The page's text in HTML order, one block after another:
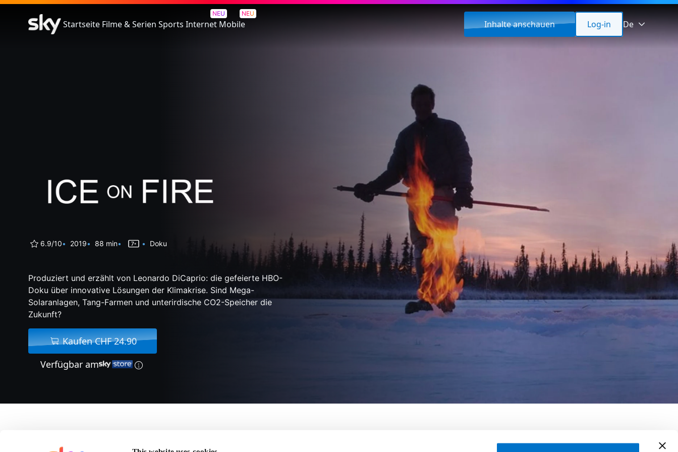
Startseite Filme & Serien Sports
NEU
Internet
NEU
Mobile Inhalte anschauen Log-in De
Ice On Fire
6.9/10 2019 88 min Doku
Produziert und erzählt von Leonardo DiCaprio: die gefeierte HBO-
Doku über innovative Lösungen der Klimakrise. Sind Mega-
Solaranlagen, Tang-Farmen und unterirdische CO2-Speicher die
Zukunft?
Kaufen CHF 24.90
Verfügbar am